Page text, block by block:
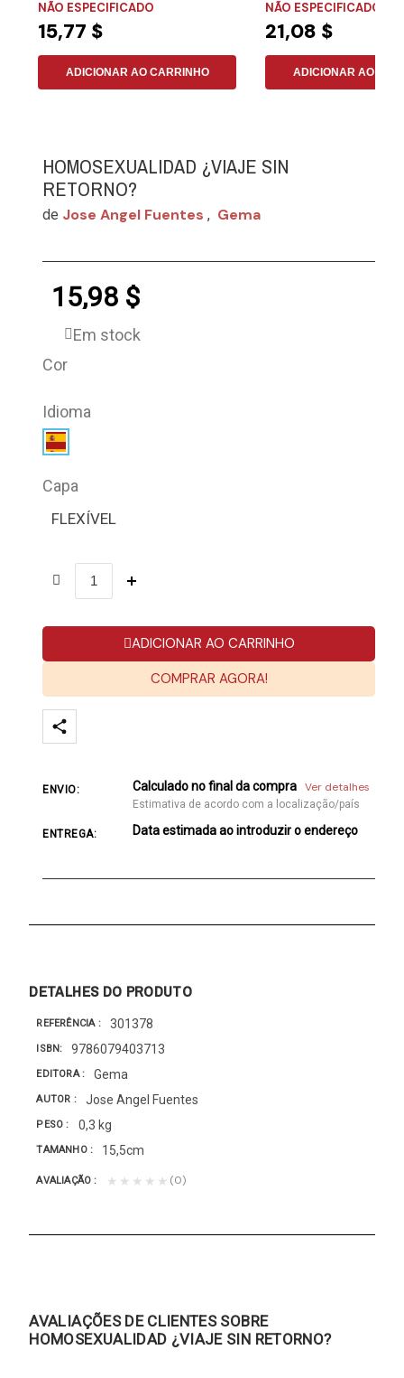
NÃO ESPECIFICADO
15,77 $
ADICIONAR AO CARRINHO
NÃO ESPECIFICADO
21,08 $
ADICIONAR AO
HOMOSEXUALIDAD ¿VIAJE SIN
RETORNO?
de Jose Angel Fuentes , Gema
15,98 $
Em stock
Cor
Idioma
Capa
FLEXÍVEL
ADICIONAR AO CARRINHO
COMPRAR AGORA!
ENVIO: Calculado no final da compra Ver detalhes
Estimativa de acordo com a localização/país
ENTREGA: Data estimada ao introduzir o endereço
DETALHES DO PRODUTO
REFERÊNCIA 301378
ISBN 9786079403713
EDITORA Gema
AUTOR Jose Angel Fuentes
PESO 0,3 kg
TAMANHO 15,5cm
AVALIAÇÃO ★★★★★ (0)
AVALIAÇÕES DE CLIENTES SOBRE
HOMOSEXUALIDAD ¿VIAJE SIN RETORNO?